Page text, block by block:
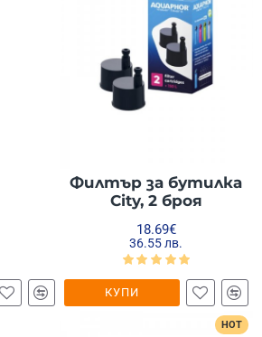
Филтър за бутилка
City, 2 броя
18.69€
36.55 лв.
КУПИ
HOT